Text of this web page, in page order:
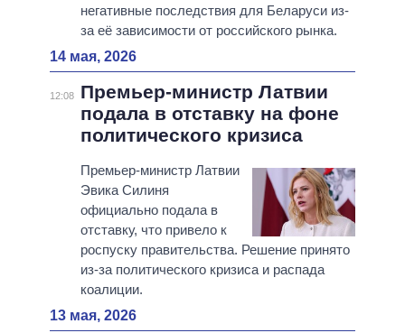
негативные последствия для Беларуси из-
за её зависимости от российского рынка.
14 мая, 2026
12:08
Премьер-министр Латвии
подала в отставку на фоне
политического кризиса
Премьер-министр Латвии
Эвика Силиня
официально подала в
отставку, что привело к
роспуску правительства. Решение принято
из-за политического кризиса и распада
коалиции.
13 мая, 2026